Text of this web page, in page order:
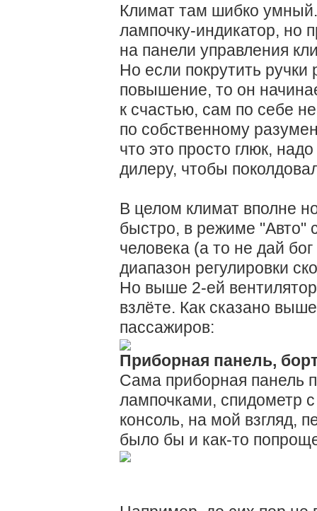
Климат там шибко
лампочку-индикатор, но
на панели управления
Но если покрутить
повышение, то он
к счастью, сам по себе
по собственному
что это просто глюк,
дилеру, чтобы
В целом климат вполне
быстро, в режиме "Авто"
человека (а то не дай
диапазон регулировки
Но выше 2-ей
взлёте. Как сказано
пассажиров:
Приборная панель,
Сама приборная панель
лампочками, спидометр
консоль, на мой взгляд,
было бы и как-то